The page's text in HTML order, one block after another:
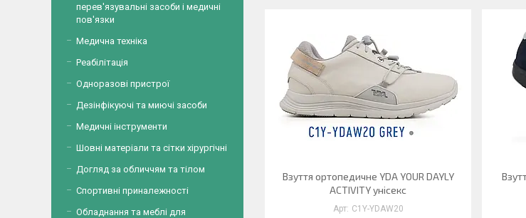
Взуття ортопедичне YDA YOUR DAYLY
ACTIVITY унісекс
C1Y-YDAW20
перев'язувальні засоби і медичні
пов'язки
Медична техніка
Реабілітація
Одноразові пристрої
Дезінфікуючі та миючі засоби
Медичні інструменти
Шовні матеріали та сітки хірургічні
Догляд за обличчям та тілом
Спортивні приналежності
Обладнання та меблі для